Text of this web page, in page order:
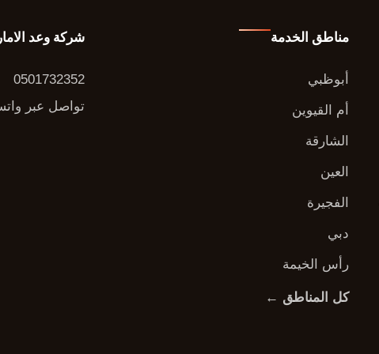
مناطق الخدمة
أبوظبي
أم القيوين
الشارقة
العين
الفجيرة
دبي
رأس الخيمة
كل المناطق ←
شركة وعد
0501732352
تواصل عبر